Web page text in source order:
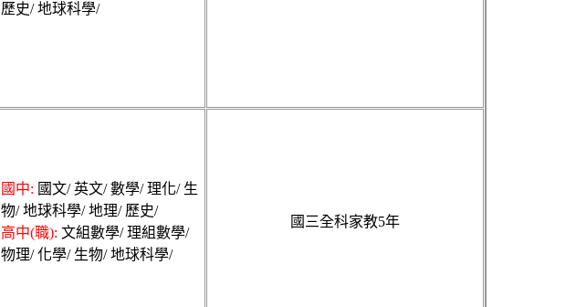
歷史/ 地球科學/
國中: 國文/ 英文/ 數學/ 理化/ 生
物/ 地球科學/ 地理/ 歷史/
高中(職): 文組數學/ 理組數學/
物理/ 化學/ 生物/ 地球科學/
國三全科家教5年